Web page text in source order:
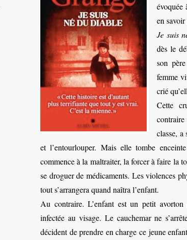
évoquée
en
Je suis
dès le
son
femme
crié
Cette
classe,
et l’entourlouper. Mais elle tombe
commence à la maltraiter, la forcer à faire la
se droguer de médicaments. Les violences
tout s’arrangera quand naîtra l’enfant.
Au contraire. L’enfant est un petit
infectée au visage. Le cauchemar ne
décident de prendre en charge ce jeune